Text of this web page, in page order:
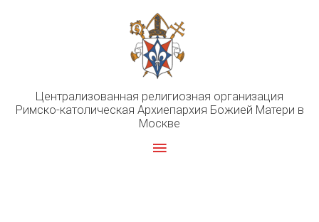
Централизованная религиозная организация
Римско-католическая Архиепархия Божией Матери в
Москве
Главное